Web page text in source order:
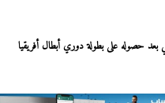
حصوله على بطولة دوري أبطال أفريقيا